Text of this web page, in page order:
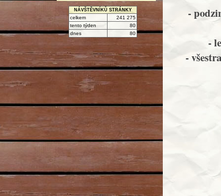
-
-
-
NÁVŠTĚVNÍKŮ STRÁNKY
celkem
241 275
tento týden
80
dnes
80